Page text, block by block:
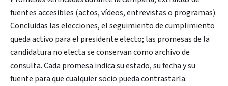
fuentes accesibles (actos, vídeos, entrevistas o programas).
Concluidas las elecciones, el seguimiento de cumplimiento
queda activo para el presidente electo; las promesas de la
candidatura no electa se conservan como archivo de
consulta. Cada promesa indica su estado, su fecha y su
fuente para que cualquier socio pueda contrastarla.